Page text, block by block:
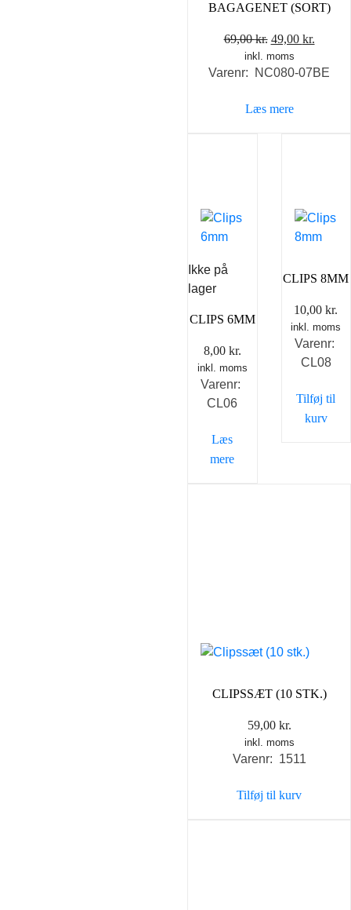
BAGAGENET (SORT)
69,00kr. Den
oprindelige
pris
69,00 kr..
49,00 kr.Den
pris
inkl. moms
Varenr: NC080-07BE
Læs mere
Ikke på
lager
CLIPS 6MM
8,00 kr.
inkl. moms
Varenr:
CL06
Læs
mere
CLIPS 8MM
10,00kr.
inkl. moms
Varenr:
CL08
Tilføj til
kurv
CLIPSSÆT (10 STK.)
59,00 kr.
inkl. moms
Varenr: 1511
Tilføj til kurv